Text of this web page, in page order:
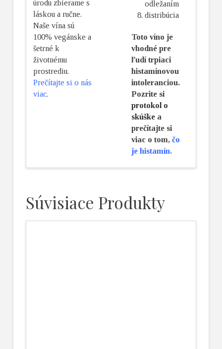
úrodu zbierame s
láskou a ručne.
Naše vína sú
100% vegánske a
šetrné k
životnému
prostrediu.
Prečítajte si o nás
viac.
odležaním
distribúcia
Toto víno je
vhodné pre
ľudí trpiaci
histamínovou
intoleranciou.
Pozrite si
protokol o
skúškea
prečítajte si
viac o tom, čo
je histamín.
Súvisiace Produkty